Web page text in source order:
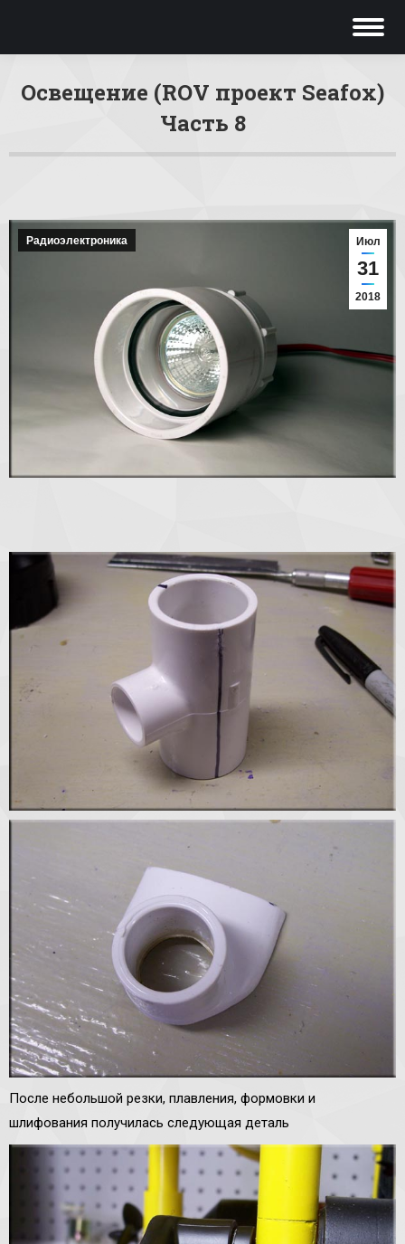
Освещение (ROV проект Seafox)
Часть 8
Июл
31
2018
Радиоэлектроника
После небольшой резки, плавления, формовки и
шлифования получилась следующая деталь